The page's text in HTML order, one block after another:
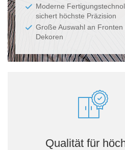
Moderne
sichert höchste Präzision
Große Auswahl an Fronten
Dekoren
Qualität für